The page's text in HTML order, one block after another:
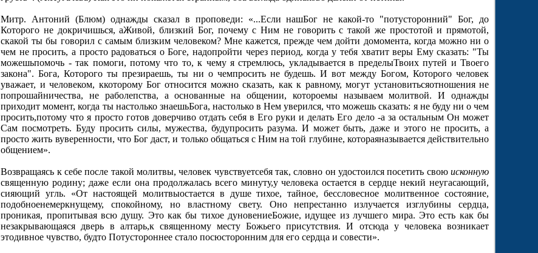
Митр. Антоний (Блюм) однажды сказал в проповеди: «...Если нашБог не какой-то "потусторонний" Бог, до
Которого не докричишься, аЖивой, близкий Бог, почему с Ним не говорить с такой же простотой и прямотой,
скакой ты бы говорил с самым близким человеком? Мне кажется, прежде чем дойти домомента, когда можно ни о
чем не просить, а просто радоваться о Боге, надопройти через период, когда у тебя хватит веры Ему сказать: "Ты
можешьпомочь - так помоги, потому что то, к чему я стремлюсь, укладывается в пределыТвоих путей и Твоего
закона". Бога, Которого ты презираешь, ты ни о чемпросить не будешь. И вот между Богом, Которого человек
уважает, и человеком, ккоторому Бог относится можно сказать, как к равному, могут установитьсяотношения не
попрошайничества, не раболепства, а основанные на общении, котороемы называем молитвой. И однажды
приходит момент, когда ты настолько знаешьБога, настолько в Нем уверился, что можешь сказать: я не буду ни о чем
просить,потому что я просто готов доверчиво отдать себя в Его руки и делать Его дело -а за остальным Он может
Сам посмотреть. Буду просить силы, мужества, будупросить разума. И может быть, даже и этого не просить, а
просто жить вуверенности, что Бог даст, и только общаться с Ним на той глубине, котораяназывается действительно
общением».
Возвращаясь к себе после такой молитвы, человек чув­ствуетсебя так, словно он удостоился посетить свою исконную
священную родину; даже если она продолжалась всего минуту,у человека остается в сердце некий неугасающий,
сияющий угль. «От настоящей мо­литвыостается в душе тихое, тайное, бессловесное молитвенное состояние,
подобноенемеркнущему, спокойному, но власт­ному свету. Оно непрестанно излучается изглубины серд­ца,
проникая, пропитывая всю душу. Это как бы тихое дуновениеБожие, идущее из лучшего мира. Это есть как бы
незакрывающаяся дверь в алтарь,к священному месту Божьего присутствия. И отсюда у человека возникает
этодивное чувство, будто Потустороннее стало посюсторонним для его сердца и со­вести».